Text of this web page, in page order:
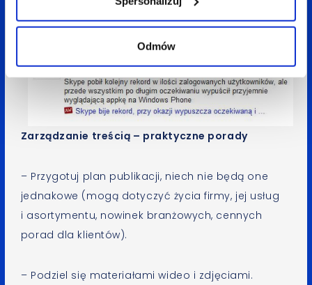
Odmów
Zarządzanie treścią – praktyczne porady
– Przygotuj plan publikacji, niech nie będą one
jednakowe (mogą dotyczyć życia firmy, jej usług
i asortymentu, nowinek branżowych, cennych
porad dla klientów).
– Podziel się materiałami wideo i zdjęciami.